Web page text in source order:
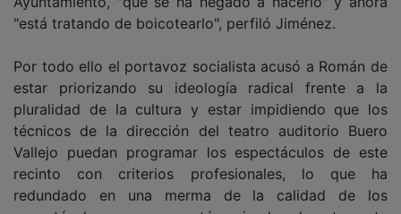
"está tratando de boicotearlo", perfiló Jiménez.
estar priorizando su ideología radical frente a la
pluralidad de la cultura y estar impidiendo que los
técnicos de la dirección del teatro auditorio Buero
Vallejo puedan programar los espectáculos de este
recinto con criterios profesionales, lo que ha
redundado en una merma de la calidad de los
espectáculos que se están viendo durante esta